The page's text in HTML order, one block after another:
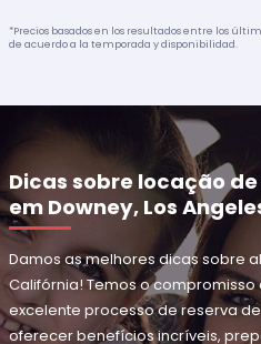
*Precios basados en los resultados entre los
de acuerdo a la temporada y disponibilidad.
Dicas sobre locação
em Downey, Los
Damos as melhores dicas sobre
Califórnia! Temos o
excelente processo de reserva
oferecer benefícios incríveis,